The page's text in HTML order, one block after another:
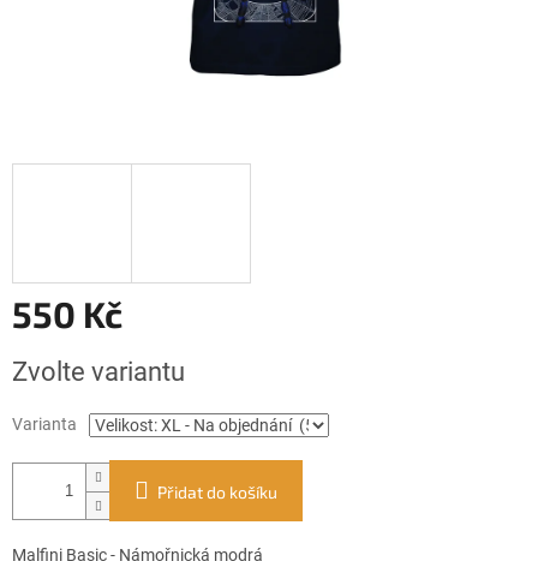
550 Kč
cena:
Zvolte variantu
Varianta
Přidat do košíku
Malfini Basic - Námořnická modrá